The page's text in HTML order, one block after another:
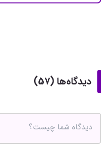
دیدگاه‌ها (57)